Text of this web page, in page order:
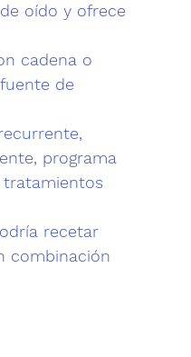
oído y ofrece
cadena o
de
programa
recetar
combinación